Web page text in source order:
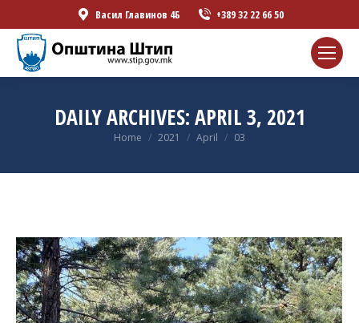
Васил Главинов 4Б +389 32 22 66 50
DAILY ARCHIVES:APRIL 3, 2021
You are here:
Home 2021 April 03